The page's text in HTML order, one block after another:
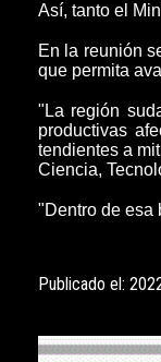
Así, tanto el
En la reunión
que permita
"La región
productivas
tendientes a
Ciencia,
"Dentro de esa
Publicado el: